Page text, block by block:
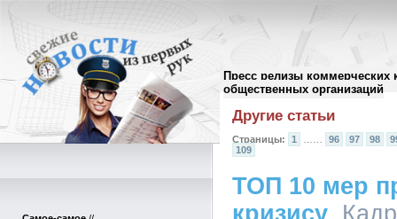
Пресс релизы коммерческих
общественных организаций
Архив пресс-релизов//
Другие статьи
Страницы: 1 96 97 98
109
ТОП 10 мер
кризису,